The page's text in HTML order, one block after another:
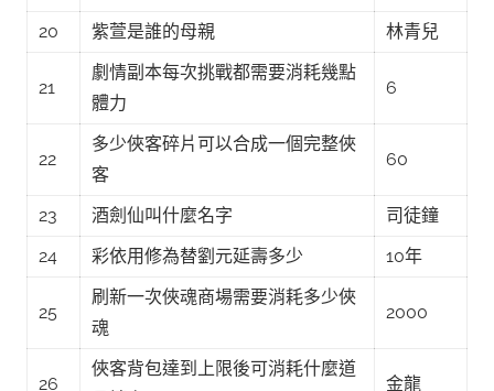
20
紫萱是誰的母親 林青兒
21
劇情副本每次挑戰都需要消耗幾點
體力
6
22
多少俠客碎片可以合成一個完整俠
客
60
23 酒劍仙叫什麼名字
司徒鐘
24
彩依用修為替劉元延壽多少 10年
25
刷新一次俠魂商場需要消耗多少俠
魂
2000
26
俠客背包達到上限後可消耗什麼道
金龍